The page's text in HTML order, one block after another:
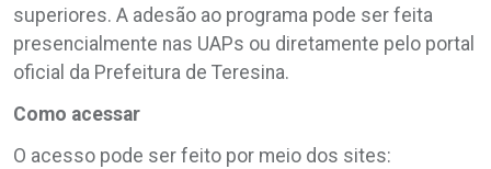
superiores. A adesão ao programa pode ser feita
presencialmente nas UAPs ou diretamente pelo portal
oficial da Prefeitura de Teresina.
Como acessar
O acesso pode ser feito por meio dos sites: